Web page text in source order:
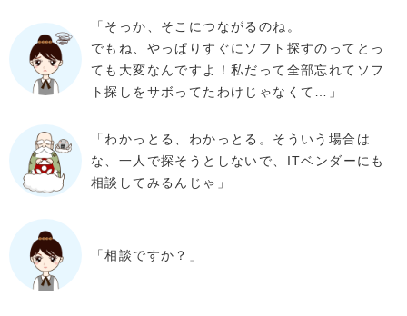
「そっか、そこにつながるのね。
でもね、やっぱりすぐにソフト探すのってとっ
ても大変なんですよ！私だって全部忘れてソフ
ト探しをサボってたわけじゃなくて…」
「わかっとる、わかっとる。そういう場合は
な、一人で探そうとしないで、ITベンダーにも
相談してみるんじゃ」
「相談ですか？」